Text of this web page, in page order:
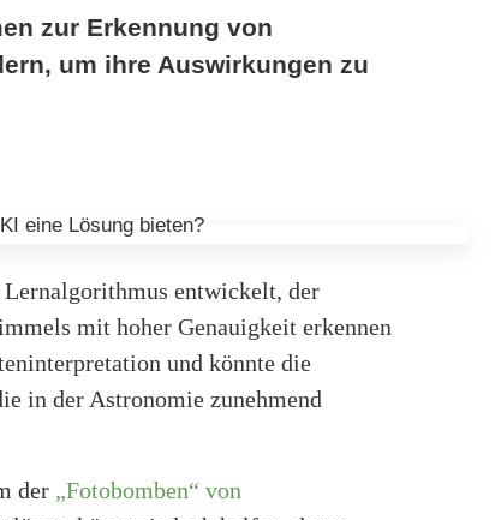
zur Erkennung von
um ihre Auswirkungen zu
Lernalgorithmus entwickelt, der
mit hoher Genauigkeit erkennen
und könnte die
in der Astronomie zunehmend
der „Fotobomben“ von